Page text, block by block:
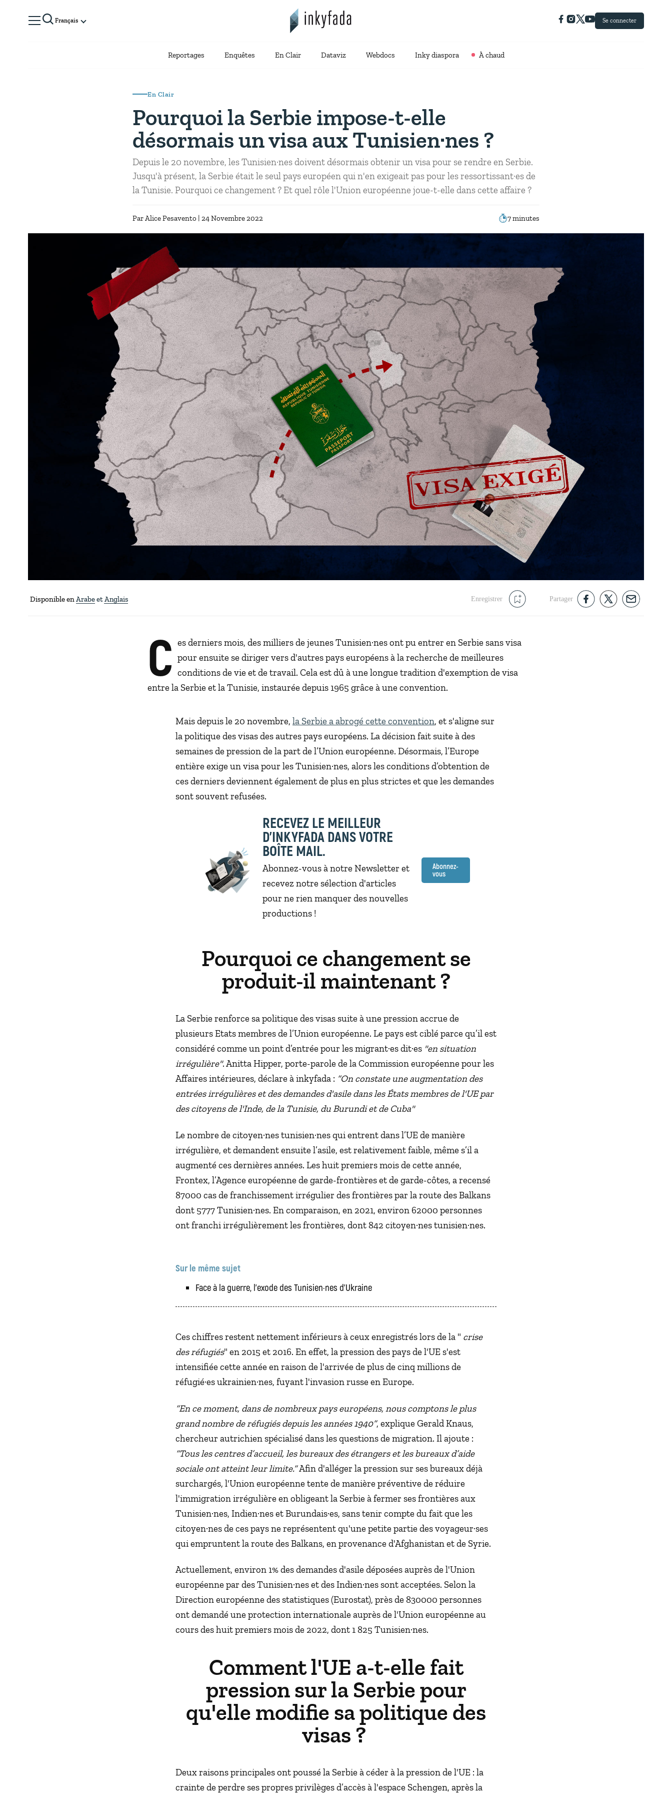
Français Se connecter
Reportages Enquêtes En Clair Dataviz Webdocs Inky diaspora À chaud
En Clair
Pourquoi la Serbie impose-t-elle
désormais un visa aux Tunisien·nes ?
Depuis le 20 novembre, les Tunisien·nes doivent désormais obtenir un visa pour se rendre en Serbie.
Jusqu'à présent, la Serbie était le seul pays européen qui n'en exigeait pas pour les ressortissant·es de
la Tunisie. Pourquoi ce changement ? Et quel rôle l'Union européenne joue-t-elle dans cette affaire ?
ParAlice Pesavento | 24 Novembre 2022 7 minutes
Disponible en Arabe Anglais Enregistrer Partager
C es derniers mois, des milliers de jeunes Tunisien·nes ont pu entrer en Serbie sans visa
pour ensuite se diriger vers d'autres pays européens à la recherche de meilleures
conditions de vie et de travail. Cela est dû à une longue tradition d'exemption de visa
entre la Serbie et la Tunisie, instaurée depuis 1965 grâce à une convention.
Mais depuis le 20 novembre, la Serbie a abrogé cette convention, et s'aligne sur
la politique des visas des autres pays européens. La décision fait suite à des
semaines de pression de la part de l’Union européenne. Désormais, l’Europe
entière exige un visa pour les Tunisien·nes, alors les conditions d’obtention de
ces derniers deviennent également de plus en plus strictes et que les demandes
sont souvent refusées.
RECEVEZ LE MEILLEUR
D'INKYFADA DANS VOTRE
BOÎTE MAIL.
Abonnez-vous à notre Newsletter et
recevez notre sélection d'articles
pour ne rien manquer des nouvelles
productions !
Abonnez-
vous
Pourquoi ce changement se
produit-il maintenant ?
La Serbie renforce sa politique des visas suite à une pression accrue de
plusieurs Etats membres de l’Union européenne. Le pays est ciblé parce qu’il est
considéré comme un point d’entrée pour les migrant·es dit·es "en situation
irrégulière". Anitta Hipper, porte-parole de la Commission européenne pour les
Affaires intérieures, déclare à inkyfada : “On constate une augmentation des
entrées irrégulières et des demandes d'asile dans les États membres de l'UE par
des citoyens de l'Inde, de la Tunisie, du Burundi et de Cuba"
Le nombre de citoyen·nes tunisien·nes qui entrent dans l’UE de manière
irrégulière, et demandent ensuite l’asile, est relativement faible, même s’il a
augmenté ces dernières années. Les huit premiers mois de cette année,
Frontex, l’Agence européenne de garde-frontières et de garde-côtes, a recensé
87000 cas de franchissement irrégulier des frontières par la route des Balkans
dont 5777 Tunisien·nes. En comparaison, en 2021, environ 62000 personnes
ont franchi irrégulièrement les frontières, dont 842 citoyen·nes tunisien·nes.
Sur le même sujet
Face à la guerre, l’exode des Tunisien·nes d’Ukraine
Ces chiffres restent nettement inférieurs à ceux enregistrés lors de la " crise
des réfugiés" en 2015 et 2016. En effet, la pression des pays de l'UE s'est
intensifiée cette année en raison de l'arrivée de plus de cinq millions de
réfugié·es ukrainien·nes, fuyant l'invasion russe en Europe.
“En ce moment, dans de nombreux pays européens, nous comptons le plus
grand nombre de réfugiés depuis les années 1940”, explique Gerald Knaus,
chercheur autrichien spécialisé dans les questions de migration. Il ajoute :
“Tous les centres d’accueil, les bureaux des étrangers et les bureaux d’aide
sociale ont atteint leur limite.”Afin d'alléger la pression sur ses bureaux déjà
surchargés, l'Union européenne tente de manière préventive de réduire
l'immigration irrégulière en obligeant la Serbie à fermer ses frontières aux
Tunisien·nes, Indien·nes et Burundais·es, sans tenir compte du fait que les
citoyen·nes de ces pays ne représentent qu'une petite partie des voyageur·ses
qui empruntent la route des Balkans, en provenance d'Afghanistan et de Syrie.
Actuellement, environ 1% des demandes d'asile déposées auprès de l'Union
européenne par des Tunisien·nes et des Indien·nes sont acceptées. Selon la
Direction européenne des statistiques (Eurostat), près de 830000 personnes
ont demandé une protection internationale auprès de l'Union européenne au
cours des huit premiers mois de 2022, dont 1 825 Tunisien·nes.
Comment l'UE a-t-elle fait
pression sur la Serbie pour
qu'elle modifie sa politique des
visas ?
Deux raisons principales ont poussé la Serbie à céder à la pression de l'UE : la
crainte de perdre ses propres privilèges d’accès à l'espace Schengen, après la